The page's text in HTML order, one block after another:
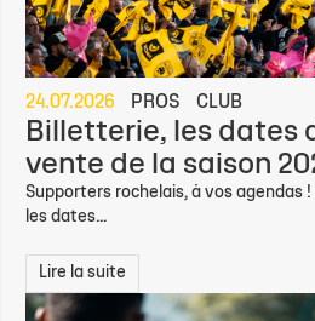
24.07.2026 PROS CLUB
Billetterie, les dates
vente de la saison
Supporters rochelais, à vos agendas
les dates...
Lire la suite